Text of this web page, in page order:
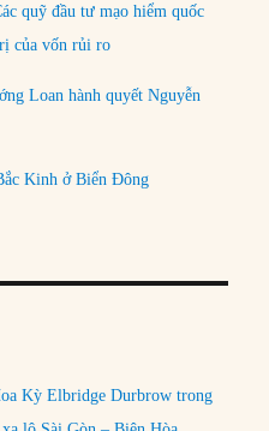
quỹ đầu tư mạo hiểm quốc
của vốn rủi ro
Loan hành quyết Nguyễn
Kinh ở Biển Đông
Kỳ Elbridge Durbrow trong